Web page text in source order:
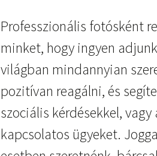
Professzionális fotósként
minket, hogy ingyen
világban mindannyian
pozitívan reagálni, és
szociális kérdésekkel,
kapcsolatos ügyeket.